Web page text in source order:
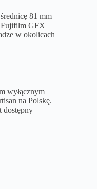
81 mm
Fujifilm GFX
w okolicach
wyłącznym
na Polskę.
dostępny